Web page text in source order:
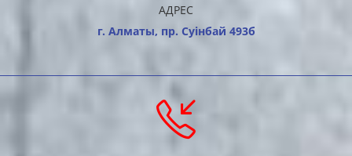
АДРЕС
г. Алматы, пр. Суiнбай 493б